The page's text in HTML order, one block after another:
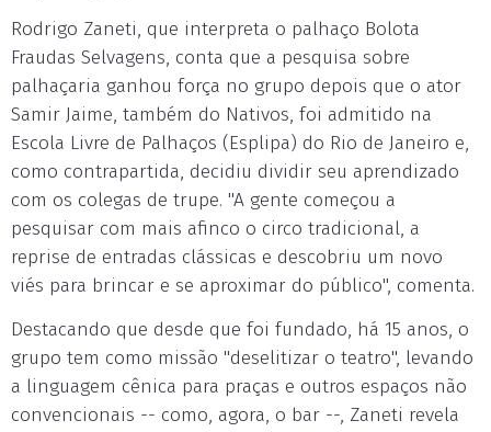
Rodrigo Zaneti, que interpreta o palhaço Bolota
Fraudas Selvagens, conta que a pesquisa sobre
palhaçaria ganhou força no grupo depois que o ator
Samir Jaime, também do Nativos, foi admitido na
Escola Livre de Palhaços (Esplipa) do Rio de Janeiro e,
como contrapartida, decidiu dividir seu aprendizado
com os colegas de trupe. "A gente começou a
pesquisar com mais afinco o circo tradicional, a
reprise de entradas clássicas e descobriu um novo
viés para brincar e se aproximar do público", comenta.
Destacando que desde que foi fundado, há 15 anos, o
grupo tem como missão "deselitizar o teatro", levando
a linguagem cênica para praças e outros espaços não
convencionais -- como, agora, o bar --, Zaneti revela